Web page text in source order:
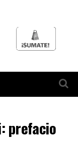
prefacio